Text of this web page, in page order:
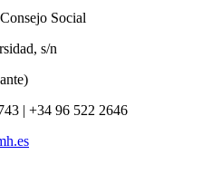
Social
s/n
| +34 96 522 2646